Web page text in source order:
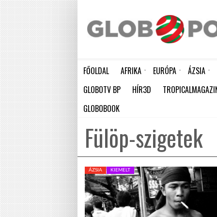
FŐOLDAL AFRIKA EURÓPA ÁZSIA
GLOBOTV BP HÍR3D
GLOBOBOOK
Fülöp-szigetek
ÁZSIA KIEMELT